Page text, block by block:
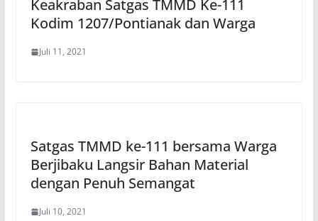
Keakraban Satgas TMMD Ke-111
Kodim 1207/Pontianak dan Warga
Juli 11, 2021
Satgas TMMD ke-111 bersama Warga
Berjibaku Langsir Bahan Material
dengan Penuh Semangat
Juli 10, 2021